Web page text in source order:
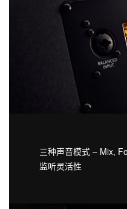
三种声音模式 – Mix,
监听灵活性